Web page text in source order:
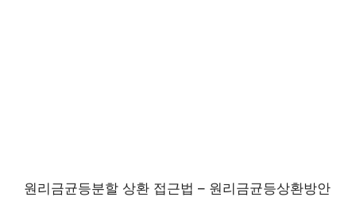
원리금균등분할 상환 접근법 – 원리금균등상환방안